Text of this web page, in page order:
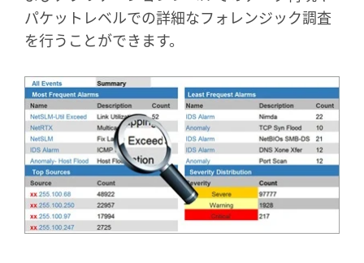
パケットレベルでの詳細なフォレンジック調査
を行うことができます。